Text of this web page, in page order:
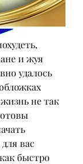
и жуя
удалось
не так
вас
быстро